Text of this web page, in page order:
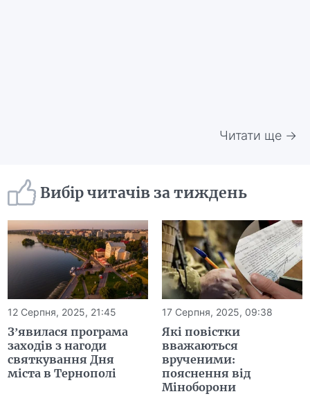
Читати ще →
Вибір читачів за тиждень
12 Серпня, 2025, 21:45
З’явилася програма
заходів з нагоди
святкування Дня
міста в Тернополі
17 Серпня, 2025, 09:38
Які повістки
вважаються
врученими:
пояснення від
Міноборони